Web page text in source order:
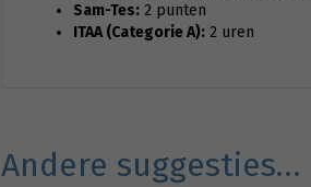
Sam-Tes:2 punten
ITAA (Categorie A):2 uren
Andere suggesties…